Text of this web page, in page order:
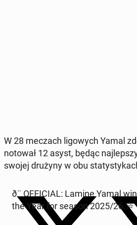
W 28 meczach li­go­wych Yamal
no­to­wał 12 asyst, będąc
swojej drużyny w obu
ð¨ OF­FI­CIAL: Lamine Yamal
the Year for season 2025/26. ⭐️